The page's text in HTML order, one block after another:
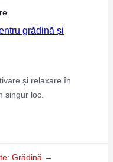
și relaxare în
singur loc.
Grădină →